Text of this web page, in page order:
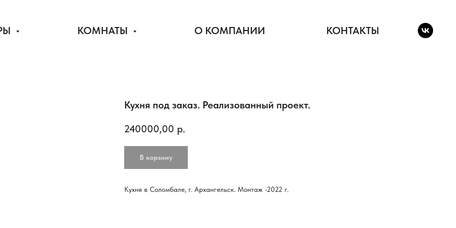
КОМНАТЫ О КОМПАНИИ КОНТАКТЫ
Кухня под заказ. Реализованный проект.
240000,00 р.
В корзину
Кухня в Соломбале, г. Архангельск. Монтаж -2022 г.